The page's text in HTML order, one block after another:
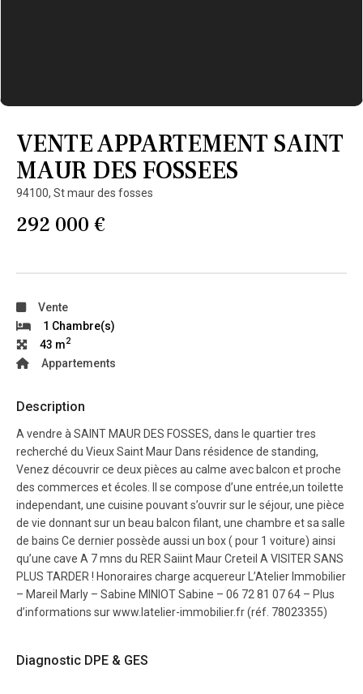
VENTE APPARTEMENT SAINT
MAUR DES FOSSEES
94100,St maur des fosses
292 000 €
Vente
1 Chambre(s)
43 m2
Appartements
Description
A vendre à SAINT MAUR DES FOSSES, dans le quartier tres
recherché du Vieux Saint Maur Dans résidence de standing,
Venez découvrir ce deux pièces au calme avec balcon et proche
des commerces et écoles. Il se compose d’une entrée,un toilette
independant, une cuisine pouvant s’ouvrir sur le séjour, une pièce
de vie donnant sur un beau balcon filant, une chambre et sa salle
de bains Ce dernier possède aussi un box ( pour 1 voiture) ainsi
qu’une cave A 7 mns du RER Saiint Maur Creteil A VISITER SANS
PLUS TARDER ! Honoraires charge acquereur L’Atelier Immobilier
– Mareil Marly – Sabine MINIOT Sabine – 06 72 81 07 64 – Plus
d’informations sur www.latelier-immobilier.fr (réf. 78023355)
Diagnostic DPE & GES